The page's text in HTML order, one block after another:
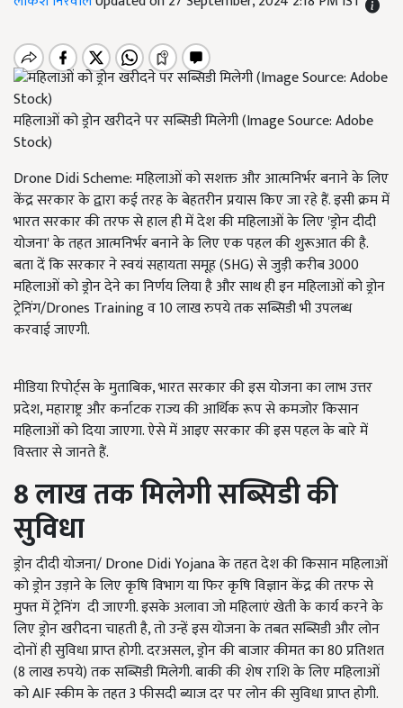
महिलाओं को ड्रोन खरीदने पर सब्सिडी मिलेगी (Image Source: Adobe
Stock)
Drone Didi Scheme: महिलाओं को सशक्त और आत्मनिर्भर बनाने के लिए
केंद्र सरकार के द्वारा कई तरह के बेहतरीन प्रयास किए जा रहे हैं. इसी क्रम में
भारत सरकार की तरफ से हाल ही में देश की महिलाओं के लिए 'ड्रोन दीदी
योजना' के तहत आत्मनिर्भर बनाने के लिए एक पहल की शुरूआत की है.
बता दें कि सरकार ने स्वयं सहायता समूह (SHG) से जुड़ी करीब 3000
महिलाओं को ड्रोन देने का निर्णय लिया है और साथ ही इन महिलाओं को ड्रोन
ट्रेनिंग/Drones Training व 10 लाख रुपये तक सब्सिडी भी उपलब्ध
करवाई जाएगी.
मीडिया रिपोर्ट्स के मुताबिक, भारत सरकार की इस योजना का लाभ उत्तर
प्रदेश, महाराष्ट्र और कर्नाटक राज्य की आर्थिक रूप से कमजोर किसान
महिलाओं को दिया जाएगा. ऐसे में आइए सरकार की इस पहल के बारे में
विस्तार से जानते हैं.
8 लाख तक मिलेगी सब्सिडी की
सुविधा
ड्रोन दीदी योजना/ Drone Didi Yojana के तहत देश की किसान महिलाओं
को ड्रोन उड़ाने के लिए कृषि विभाग या फिर कृषि विज्ञान केंद्र की तरफ से
मुफ्त में ट्रेनिंग दी जाएगी. इसके अलावा जो महिलाएं खेती के कार्य करने के
लिए ड्रोन खरीदना चाहती है, तो उन्हें इस योजना के तबत सब्सिडी और लोन
दोनों ही सुविधा प्राप्त होगी. दरअसल, ड्रोन की बाजार कीमत का 80 प्रतिशत
(8 लाख रुपये) तक सब्सिडी मिलेगी. बाकी की शेष राशि के लिए महिलाओं
को AIF स्कीम के तहत 3 फीसदी ब्याज दर पर लोन की सुविधा प्राप्त होगी.